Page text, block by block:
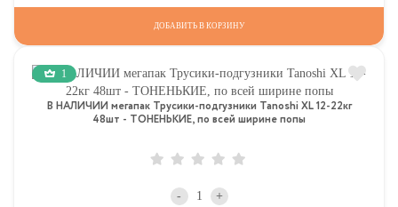
ДОБАВИТЬ В КОРЗИНУ
1
В НАЛИЧИИ мегапак Трусики-подгузники Tanoshi XL 12-22кг
48шт - ТОНЕНЬКИЕ, по всей ширине попы
- +